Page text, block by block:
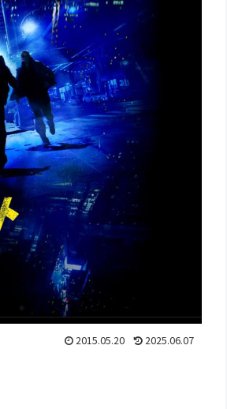
2015.05.20 2025.06.07